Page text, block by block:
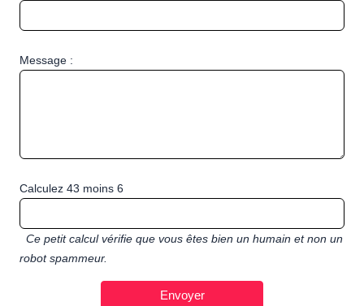
Message :
Calculez 43 moins 6
Ce petit calcul vérifie que vous êtes bien un humain et non un
robot spammeur.